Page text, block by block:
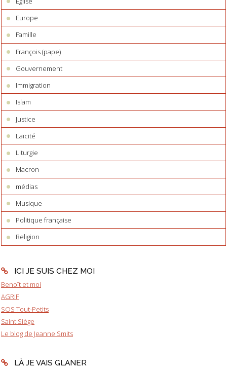
Europe
Famille
François (pape)
Gouvernement
Immigration
Islam
Justice
Laïcité
Liturgie
Macron
médias
Musique
Politique française
Religion
ICI JE SUIS CHEZ MOI
Benoît et moi
AGRIF
SOS Tout-Petits
Saint Siège
Le blog de Jeanne Smits
LÀ JE VAIS GLANER